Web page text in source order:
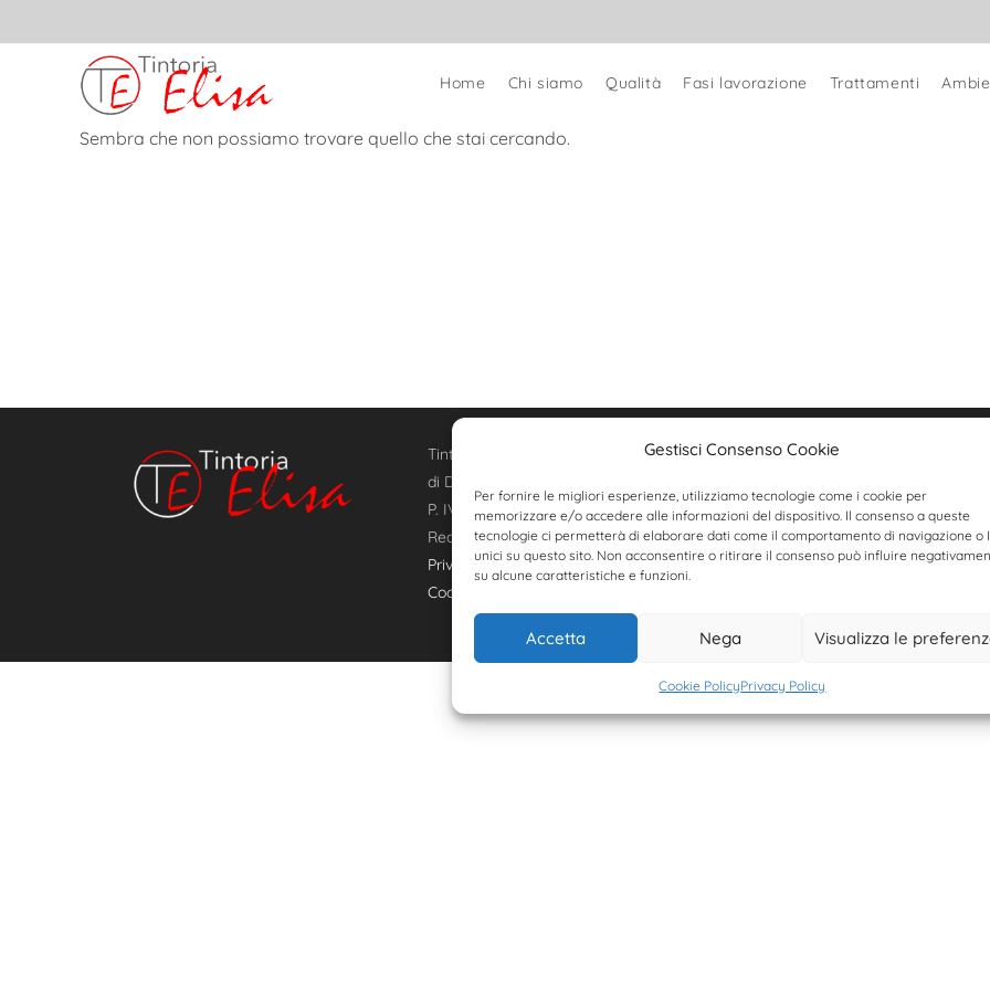
Gestisci Consenso Cookie
Per fornire le migliori esperienze, utilizziamo tecnologie come i cookie per
memorizzare e/o accedere alle informazioni del dispositivo. Il consenso a queste
tecnologie ci permetterà di elaborare dati come il comportamento di navigazione o
unici su questo sito. Non acconsentire o ritirare il consenso può influire
su alcune caratteristiche e funzioni.
Accetta Nega Visualizza le
Cookie PolicyPrivacy Policy
Home Chi siamo Qualità Fasi lavorazione Trattamenti
Sembra che non possiamo trovare quello che stai cercando.
Tintoria Elisa Snc
di Dittamondi Angela e C.
P. IVA 01561420207
Rea MN-166608
Privacy policy
Cookie policy
Tel.:+39 0376 720018